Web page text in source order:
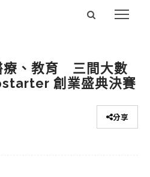
療、教育 三間大數
創業盛典決賽
分享